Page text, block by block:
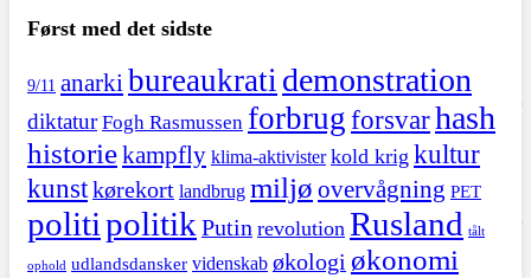
Først med det sidste
9/11 anarki bureaukrati demonstration
diktatur Fogh Rasmussen forbrugforsvarhash
historiekampfly klima-aktivister kold krig kultur
kunstkørekort landbrug miljø overvågning PET
politipolitik Putin revolution Rusland tålt
ophold udlandsdansker videnskab økologi økonomi